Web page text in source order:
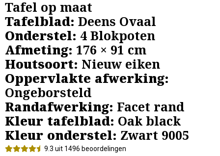
Tafel op maat
Tafelblad: Deens Ovaal
Onderstel: 4 Blokpoten
Afmeting: 176 × 91 cm
Houtsoort: Nieuw eiken
Oppervlakte afwerking:
Ongeborsteld
Randafwerking: Facet rand
Kleur tafelblad: Oak black
Kleur onderstel: Zwart 9005
9.3 uit 1496 beoordelingen